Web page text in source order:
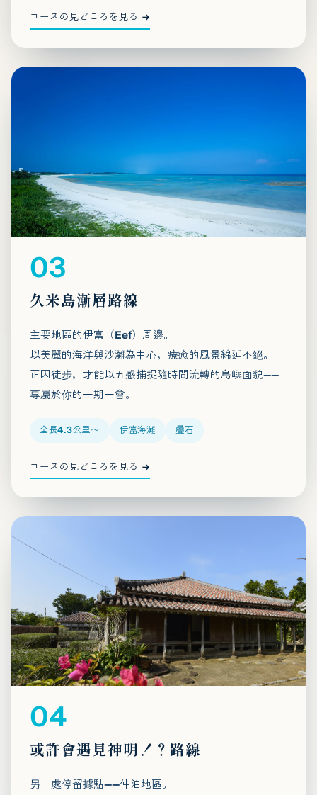
コースの見どころを見る →
03
久米島漸層路線
主要地區的伊富（Eef）周邊。
以美麗的海洋與沙灘為中心，療癒的風景綿延不絕。
正因徒步，才能以五感捕捉隨時間流轉的島嶼面貌——
專屬於你的一期一會。
全長4.3公里〜 伊富海灘 疊石
コースの見どころを見る →
04
或許會遇見神明！？路線
另一處停留據點——仲泊地區。